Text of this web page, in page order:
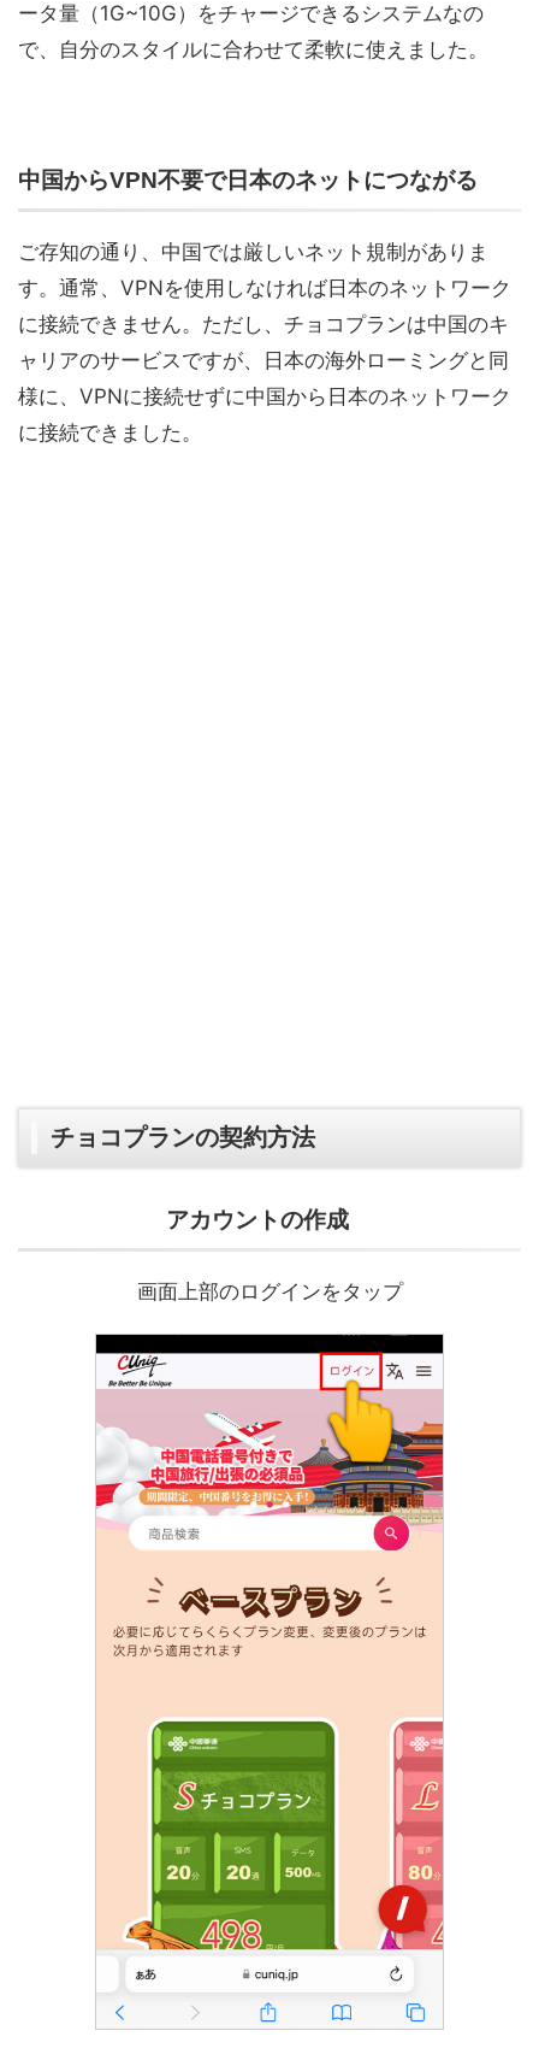
ータ量（1G~10G）をチャージできるシステムなの
で、自分のスタイルに合わせて柔軟に使えました。
中国からVPN不要で日本のネットにつながる
ご存知の通り、中国では厳しいネット規制がありま
す。通常、VPNを使用しなければ日本のネットワーク
に接続できません。ただし、チョコプランは中国のキ
ャリアのサービスですが、日本の海外ローミングと同
様に、VPNに接続せずに中国から日本のネットワーク
に接続できました。
チョコプランの契約方法
アカウントの作成
画面上部のログインをタップ